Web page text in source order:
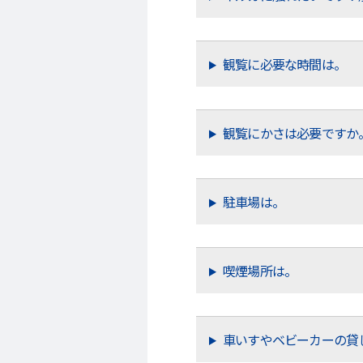
観覧に必要な時間は。
観覧にかさは必要ですか。
駐車場は。
喫煙場所は。
車いすやベビーカーの貸